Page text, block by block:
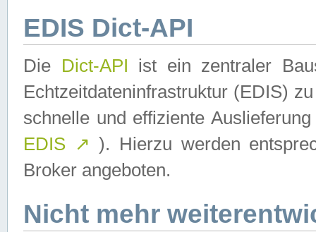
EDIS Dict-API
Die Dict-API ist ein zentraler
Echtzeitdateninfrastruktur (EDIS)
schnelle und effiziente
EDIS ↗ ). Hierzu werden
Broker angeboten.
Nicht mehr